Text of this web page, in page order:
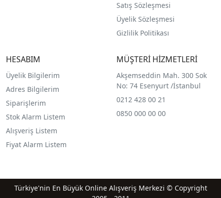
Satış Sözleşmesi
Üyelik Sözleşmesi
Gizlilik Politikası
HESABIM
Üyelik Bilgilerim
Adres Bilgilerim
Siparişlerim
Stok Alarm Listem
Alışveriş Listem
Fiyat Alarm Listem
MÜŞTERİ HİZMETLERİ
Akşemseddin Mah. 300 Sok
No: 74 Esenyurt /İstanbul
0212 428 00 21
0850 000 00 00
Türkiye'nin En Büyük Online Alışveriş Merkezi © Copyright